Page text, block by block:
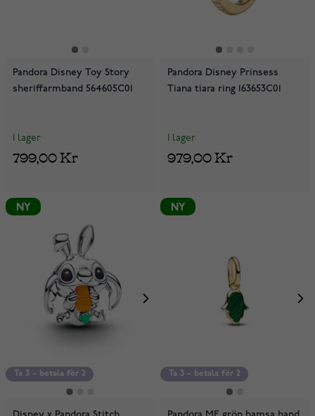
Pandora Disney Toy Story
sheriffarmband 564605C01
I lager
799,00 Kr
Pandora Disney Prinsess
Tiana tiara ring 163653C01
I lager
979,00 Kr
Ta 3 – betala för 2
NY
Ta 3 – betala för 2
NY